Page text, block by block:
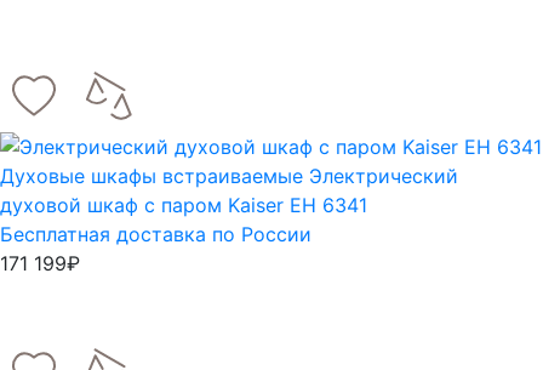
Духовые шкафы встраиваемые Электрический
духовой шкаф с паром Kaiser EH 6341
Бесплатная доставка по России
171 199₽